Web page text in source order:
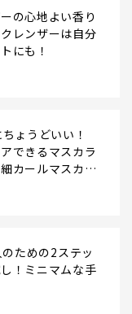
の心地よい香り
レンザーは自分
にも！
ょうどいい！
できるマスカラ
カールマスカラ
ための2ステッ
！ミニマムな手